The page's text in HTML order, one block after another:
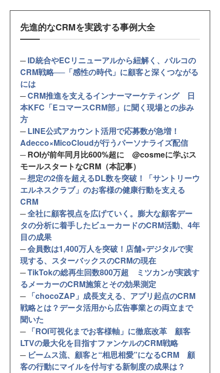
先進的なCRMを実践する事例大全
─ID統合やECリニューアルから紐解く、パルコの
CRM戦略──「感性の時代」に顧客と深くつながる
には
─CRM推進を支えるインナーマーケティング 日
本KFC「EコマースCRM部」に聞く現場との歩み
方
─LINE公式アカウント活用で応募数が急増！
Adecco×MicoCloudが行うパーソナライズ配信
─ ROIが前年同月比600%超に @cosmeに学ぶス
モールスタートなCRM（本記事）
─想定の2倍を超えるDL数を突破！「サントリーウ
エルネスクラブ」のお客様の健康行動を支える
CRM
─全社に顧客視点を広げていく。膨大な顧客デー
タの分析に着手したビューカードのCRM活動、4年
目の成果
─会員数は1,400万人を突破！店舗×デジタルで実
現する、スターバックスのCRMの現在
─TikTokの総再生回数800万超 ミツカンが実践す
るメーカーのCRM施策とその効果測定
─ 「chocoZAP」成長支える、アプリ起点のCRM
戦略とは？データ活用から広告事業との両立まで
聞いた
─ 「ROI可視化までお客様軸」に徹底改革 顧客
LTVの最大化を目指すファンケルのCRM戦略
─ ビームス流、顧客と“相思相愛”になるCRM 顧
客の行動にマイルを付与する新制度の成果は？